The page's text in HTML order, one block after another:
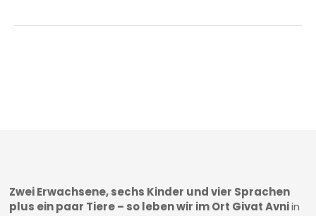
Zwei Erwachsene, sechs Kinder und vier Sprachen
plus ein paar Tiere – so leben wir im Ort Givat Avniin